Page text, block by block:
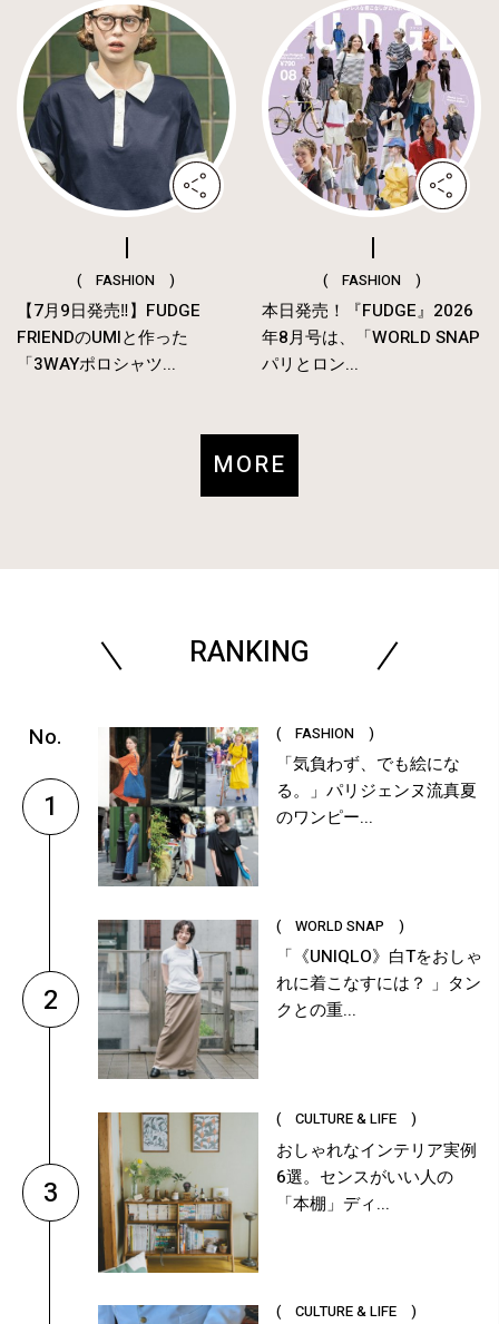
( FASHION )
【7月9日発売‼︎】FUDGE
FRIENDのUMIと作った
「3WAYポロシャツ...
( FASHION )
本日発売！『FUDGE』2026
年8月号は、「WORLD SNAP
パリとロン...
MORE
RANKING
1
( FASHION )
「気負わず、でも絵にな
る。」パリジェンヌ流真夏
のワンピー...
2
( WORLD SNAP )
「《UNIQLO》白Tをおしゃ
れに着こなすには？ 」タン
クとの重...
3
( CULTURE & LIFE )
おしゃれなインテリア実例
6選。センスがいい人の
「本棚」ディ...
( CULTURE & LIFE )